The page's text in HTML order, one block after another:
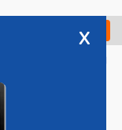
Check in
x